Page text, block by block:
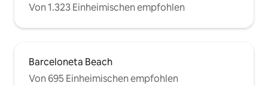
Von 1.323 Einheimischen empfohlen
Barceloneta Beach
Von 695 Einheimischen empfohlen